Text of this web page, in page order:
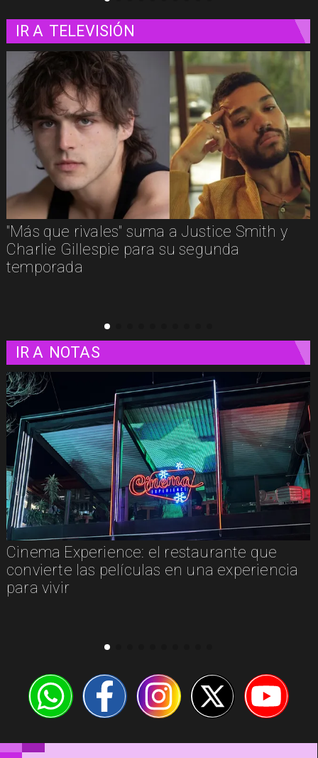
IR A TELEVISIÓN
"Más que rivales" suma a Justice Smith y
Charlie Gillespie para su segunda
temporada
IR A NOTAS
Cinema Experience: el restaurante que
convierte las películas en una experiencia
para vivir